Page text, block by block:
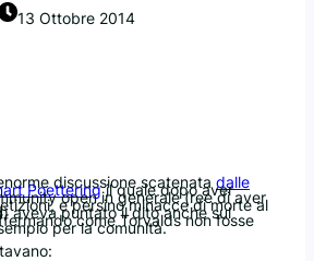
13 Ottobre 2014
discussione scatenata dalle
Poetteringil quale dopo aver
open in generale (ree di aver
e persino minacce di morte al
) aveva puntato il dito anche sul
come Torvalds non fosse
per la comunità.